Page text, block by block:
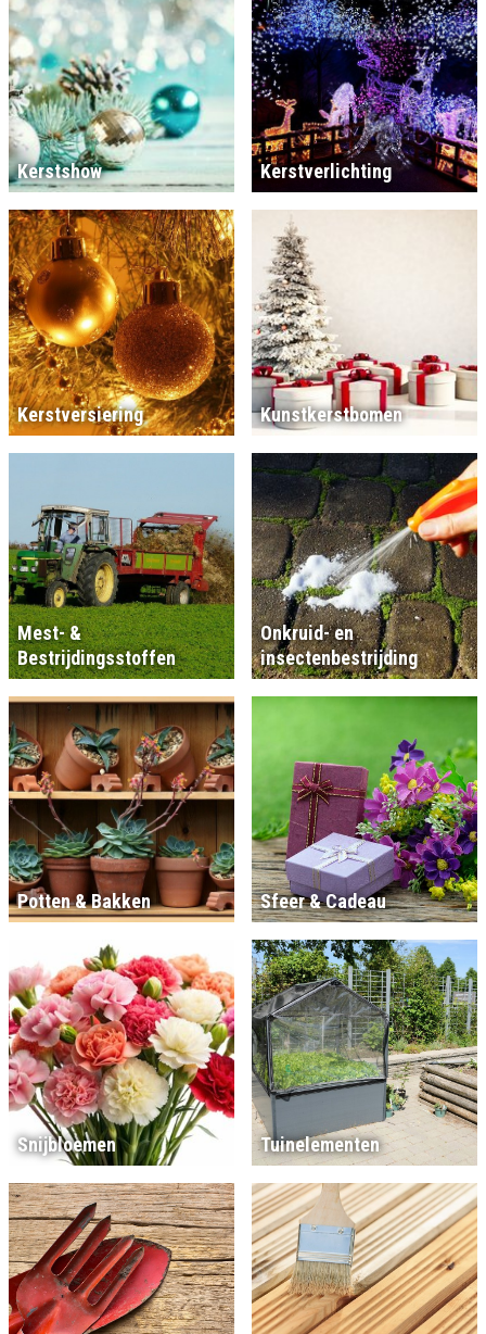
Kerstshow Kerstverlichting
Kerstversiering Kunstkerstbomen
Mest- &
Bestrijdingsstoffen
Onkruid- en
insectenbestrijding
Potten & Bakken Sfeer & Cadeau
Snijbloemen Tuinelementen